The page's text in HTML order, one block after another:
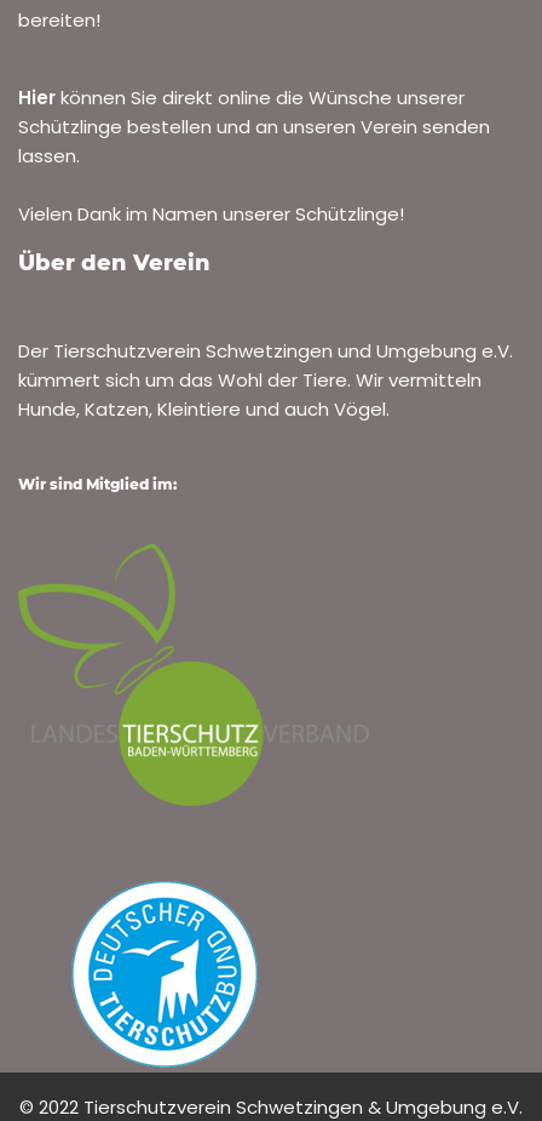
bereiten!
Hierkönnen Sie direkt online die Wünsche unserer
Schützlinge bestellen und an unseren Verein senden
lassen.
Vielen Dank im Namen unserer Schützlinge!
Über den Verein
Der Tierschutzverein Schwetzingen und Umgebung e.V.
kümmert sich um das Wohl der Tiere. Wir vermitteln
Hunde, Katzen, Kleintiere und auch Vögel.
Wir sind Mitglied im:
© 2022 Tierschutzverein Schwetzingen & Umgebung e.V.